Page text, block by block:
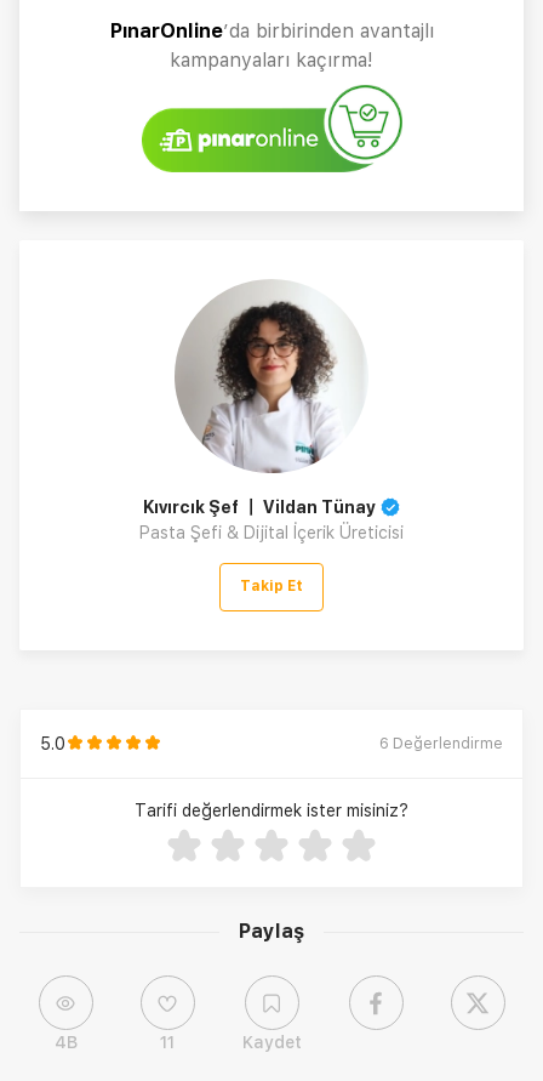
Paylaş
4B 11 Kaydet
PınarOnline’da birbirinden avantajlı
kampanyaları kaçırma!
Kıvırcık Şef 〡 Vildan Tünay
Pasta Şefi & Dijital İçerik Üreticisi
Takip Et
5.0 6 Değerlendirme
Tarifi değerlendirmek ister misiniz?